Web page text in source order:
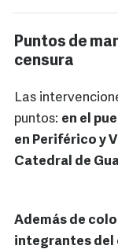
Puntos de
censura
Las
puntos: en el
en Periférico y
Catedral de
Además de
integrantes del